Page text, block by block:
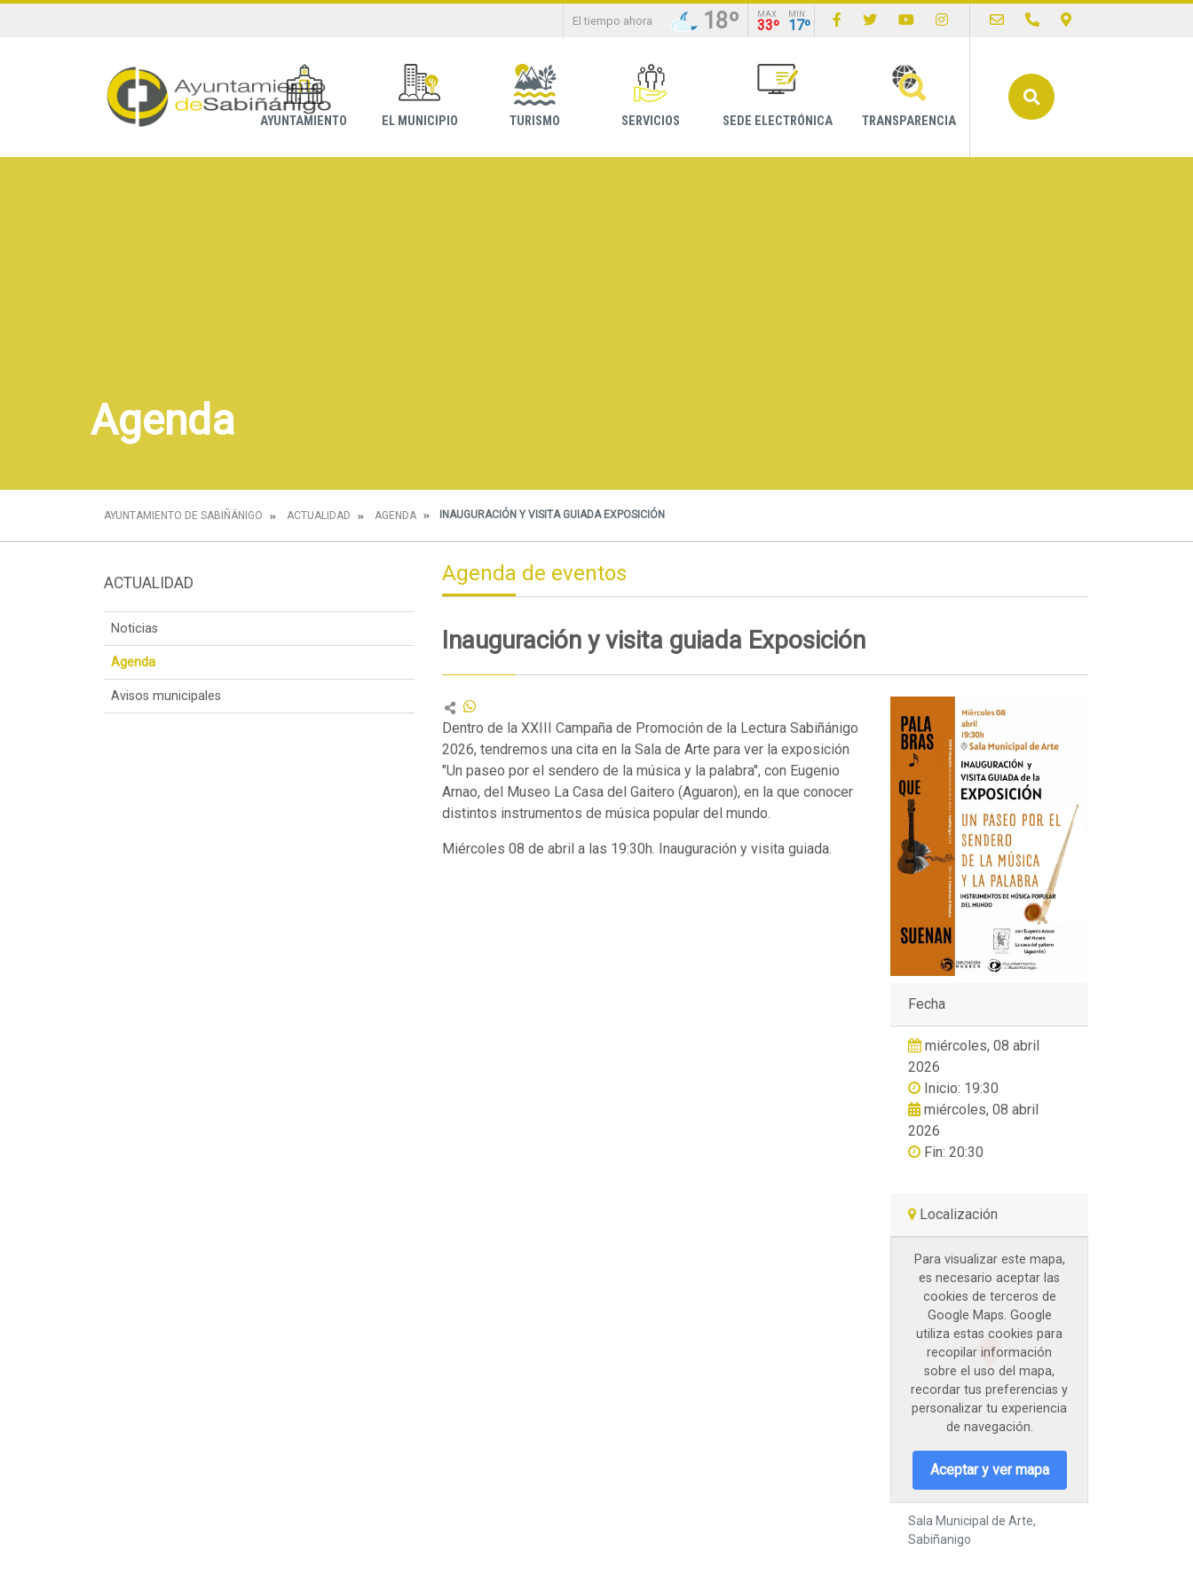
El tiempo ahora 18º MAX
33º
MIN
17º
AYUNTAMIENTO EL MUNICIPIO TURISMO SERVICIOS SEDE ELECTRÓNICA TRANSPARENCIA
Agenda
AYUNTAMIENTO DE SABIÑÁNIGO ACTUALIDAD AGENDA INAUGURACIÓN Y VISITA GUIADA EXPOSICIÓN
ACTUALIDAD
Noticias
Agenda
Avisos municipales
Agenda de eventos
Inauguración y visita guiada Exposición
Dentro de la XXIII Campaña de Promoción de la Lectura Sabiñánigo
2026, tendremos una cita en la Sala de Arte para ver la exposición
"Un paseo por el sendero de la música y la palabra", con Eugenio
Arnao, del Museo La Casa del Gaitero (Aguaron), en la que conocer
distintos instrumentos de música popular del mundo.
Miércoles 08 de abril a las 19:30h. Inauguración y visita guiada.
Fecha
miércoles, 08 abril
2026
Inicio: 19:30
miércoles, 08 abril
2026
Fin: 20:30
Localización
Para visualizar este mapa,
es necesario aceptar las
cookies de terceros de
Google Maps. Google
utiliza estas cookies para
recopilar información
sobre el uso del mapa,
recordar tus preferencias y
personalizar tu experiencia
de navegación.
Aceptar y ver mapa
Sala Municipal de Arte,
Sabiñanigo